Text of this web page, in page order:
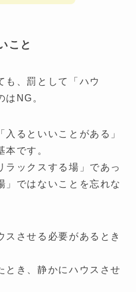
こと
も、罰として「ハウ
はNG。
るといいことがある」
本です。
ラックスする場」であっ
」ではないことを忘れな
スさせる必要があるとき
とき、静かにハウスさせ